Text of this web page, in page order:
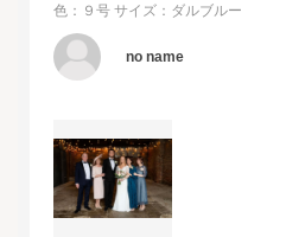
色：９号 サイズ：ダルブルー
no name